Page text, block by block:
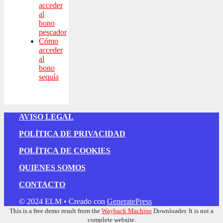
acceder
al
bono
pescador
Cómo
acceder
al
bono
sequía
AVISO LEGAL
POLÍTICA DE PRIVACIDAD
POLÍTICA DE COOKIES
QUIENES SOMOS
CONTACTO
© 2024 ELM • Creado con GeneratePress
This is a free demo result from the Wayback Machine Downloader. It is not a
complete website.